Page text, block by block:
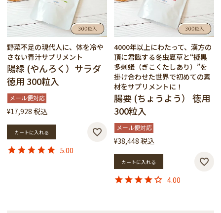
野菜不足の現代人に、体を冷や
さない青汁サプリメント
陽緑 (やんろく）サラダ
徳用 300粒入
メール便対応
¥17,928 税込
カートに入れる
5.00
4000年以上にわたって、漢方の
頂に君臨する冬虫夏草と“擬黒
多刺蟻（ぎこくたしあり）”を
掛け合わせた世界で初めての素
材をサプリメントに！
腸要 (ちょうよう） 徳用
300粒入
メール便対応
¥38,448 税込
カートに入れる
4.00